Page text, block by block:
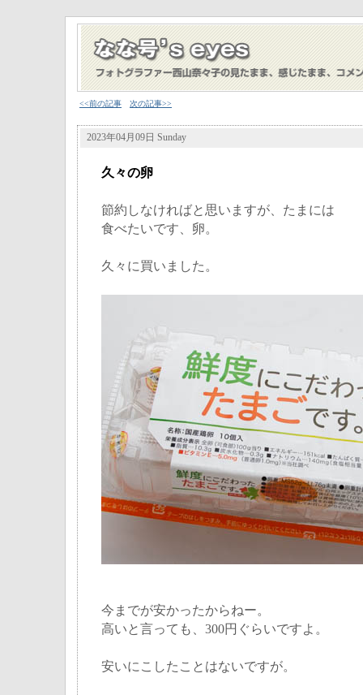
<<前の記事 次の記事>>
2023年04月09日 Sunday
久々の卵
節約しなければと思いますが、たまには
食べたいです、卵。
久々に買いました。
今までが安かったからねー。
高いと言っても、300円ぐらいですよ。
安いにこしたことはないですが。